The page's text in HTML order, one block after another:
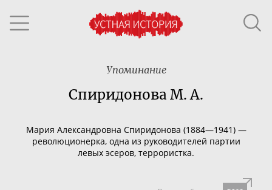
Упоминание
Спиридонова М. А.
Мария Александровна Спиридонова (1884—1941) —
революционерка, одна из руководителей партии
левых эсеров, террористка.